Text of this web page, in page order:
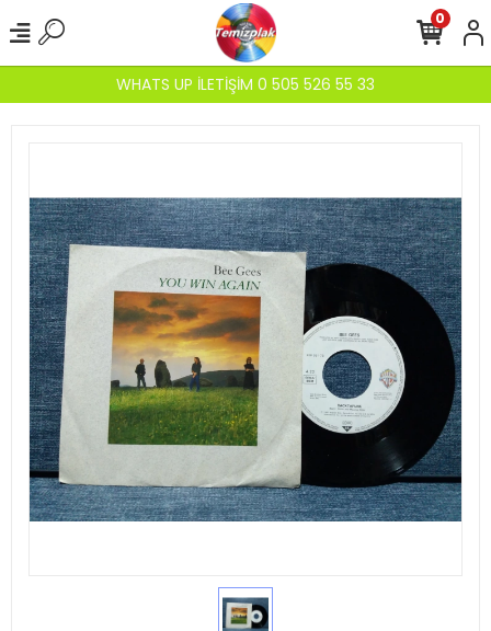
WHATS UP İLETİŞİM 0 505 526 55 33
0